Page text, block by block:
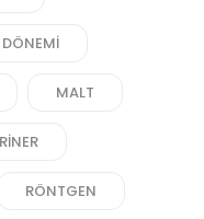
MALT
RÖNTGEN